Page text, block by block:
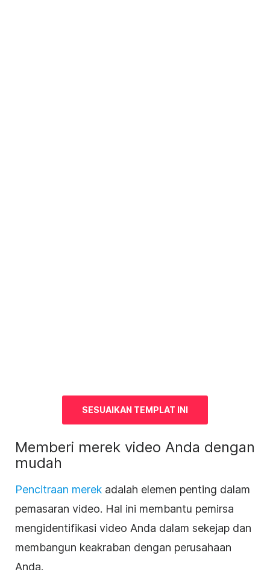
SESUAIKAN TEMPLAT INI
Memberi merek video Anda dengan
mudah
Pencitraan merek adalah elemen penting dalam
pemasaran video. Hal ini membantu pemirsa
mengidentifikasi video Anda dalam sekejap dan
membangun keakraban dengan perusahaan
Anda.